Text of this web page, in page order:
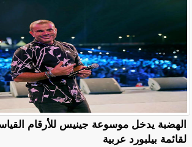
الهضبة يدخل موسوعة جينيس للأرقام
لقائمة بيلبورد عربية